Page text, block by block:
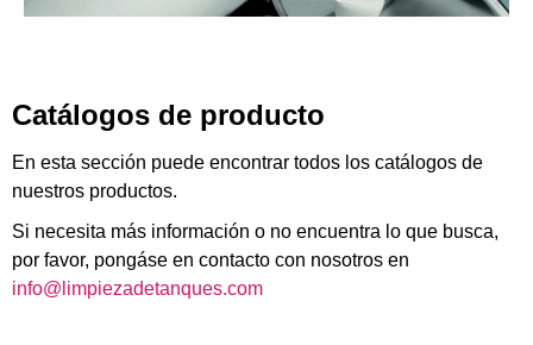
Catálogos de producto
En esta sección puede encontrar todos los catálogos de
nuestros productos.
Si necesita más información o no encuentra lo que busca,
por favor, pongáse en contacto con nosotros en
info@limpiezadetanques.com